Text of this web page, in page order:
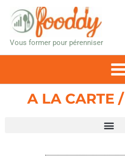
Aller
au
contenu
Vous former pour pérenniser
A LA CARTE